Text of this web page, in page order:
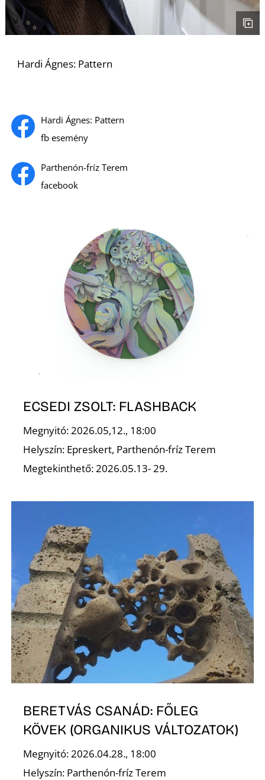
Hardi Ágnes: Pattern
Hardi Ágnes: Pattern
fb esemény
Parthenón-fríz Terem
facebook
ECSEDI ZSOLT: FLASHBACK
Megnyitó: 2026.05,12., 18:00
Helyszín: Epreskert, Parthenón-fríz Terem
Megtekinthető: 2026.05.13- 29.
BERETVÁS CSANÁD: FŐLEG
KÖVEK (ORGANIKUS VÁLTOZATOK)
Megnyitó: 2026.04.28., 18:00
Helyszín: Parthenón-fríz Terem